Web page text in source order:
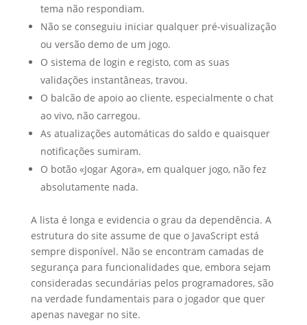
tema não respondiam.
Não se conseguiu iniciar qualquer pré-visualização
ou versão demo de um jogo.
O sistema de login e registo, com as suas
validações instantâneas, travou.
O balcão de apoio ao cliente, especialmente o chat
ao vivo, não carregou.
As atualizações automáticas do saldo e quaisquer
notificações sumiram.
O botão «Jogar Agora», em qualquer jogo, não fez
absolutamente nada.
A lista é longa e evidencia o grau da dependência. A
estrutura do site assume de que o JavaScript está
sempre disponível. Não se encontram camadas de
segurança para funcionalidades que, embora sejam
consideradas secundárias pelos programadores, são
na verdade fundamentais para o jogador que quer
apenas navegar no site.